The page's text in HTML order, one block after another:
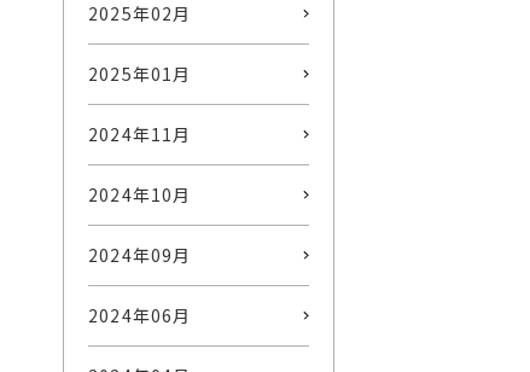
2025年02月
2025年01月
2024年11月
2024年10月
2024年09月
2024年06月